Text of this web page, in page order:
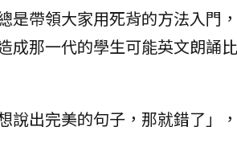
是帶領大家用死背的方法入門
成那一代的學生可能英文朗誦
說出完美的句子，那就錯了」